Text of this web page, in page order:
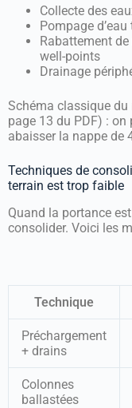
Collecte des
Pompage
Rabattement
well-points
Drainage
Schéma classique
page 13 du PDF) :
abaisser la nappe de
Techniques de
terrain est trop faible
Quand la portance
consolider. Voici les
Technique
Préchargement
+ drains
Colonnes
ballastées